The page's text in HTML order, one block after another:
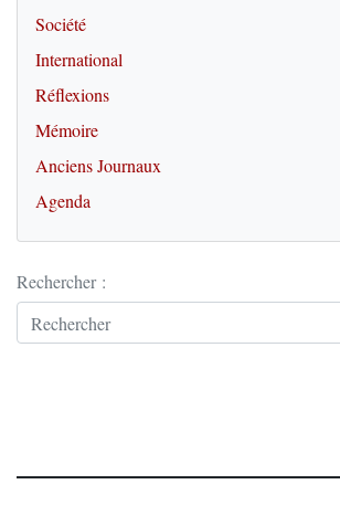
Société
International
Réflexions
Mémoire
Anciens Journaux
Agenda
Rechercher :